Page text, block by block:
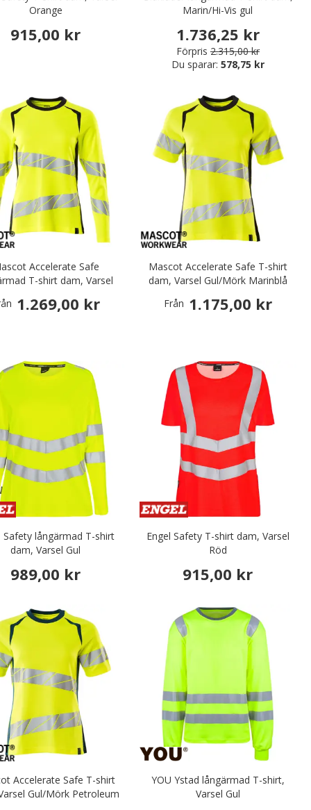
Orange
915,00 kr
Marin/Hi-Vis gul
1.736,25 kr
Förpris 2.315,00 kr
Du sparar: 578,75 kr
Accelerate Safe
T-shirt dam, Varsel
1.269,00 kr
Mascot Accelerate Safe T-shirt
dam, Varsel Gul/Mörk Marinblå
Från 1.175,00 kr
Safety långärmad T-shirt
dam, Varsel Gul
989,00 kr
Engel Safety T-shirt dam, Varsel
Röd
915,00 kr
Accelerate Safe T-shirt
Gul/Mörk Petroleum
YOU Ystad långärmad T-shirt,
Varsel Gul